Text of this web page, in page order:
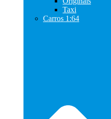
Taxi
Carros 1:64